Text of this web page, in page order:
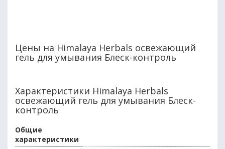
Цены на Himalaya Herbals освежающий
гель для умывания Блеск-контроль
Характеристики Himalaya Herbals
освежающий гель для умывания Блеск-
контроль
Общие
характеристики